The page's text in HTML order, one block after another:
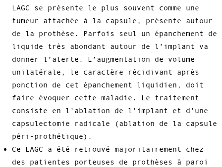
LAGC se présente le plus souvent comme une
tumeur attachée à la capsule, présente autour
de la prothèse. Parfois seul un épanchement de
liquide très abondant autour de l’implant va
donner l’alerte. L’augmentation de volume
unilatérale, le caractère récidivant après
ponction de cet épanchement liquidien, doit
faire évoquer cette maladie. Le traitement
consiste en l’ablation de l’implant et d’une
capsulectomie radicale (ablation de la capsule
péri-prothétique).
Ce LAGC a été retrouvé majoritairement chez
des patientes porteuses de prothèses à paroi